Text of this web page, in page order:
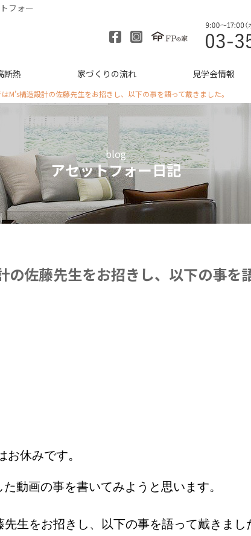
フォー
断熱 家づくりの流れ 見学会情報
M’s構造設計の佐藤先生をお招きし、以下の事を語って戴きました。
blog
アセットフォー日記
の佐藤先生をお招きし、以下の事を
お休みです。
動画の事を書いてみようと思います。
先生をお招きし、以下の事を語って戴きまし